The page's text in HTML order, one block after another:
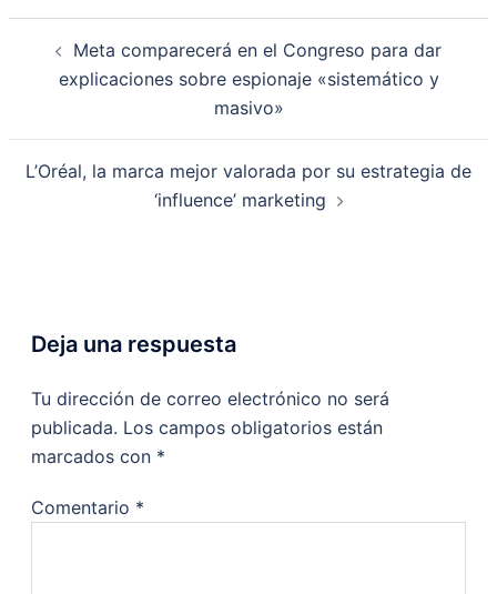
entradas
Meta comparecerá en el Congreso para dar
explicaciones sobre espionaje «sistemático y
masivo»
L’Oréal, la marca mejor valorada por su estrategia de
‘influence’ marketing
Deja una respuesta
Tu dirección de correo electrónico no será
publicada. Los campos obligatorios están
marcados con *
Comentario *